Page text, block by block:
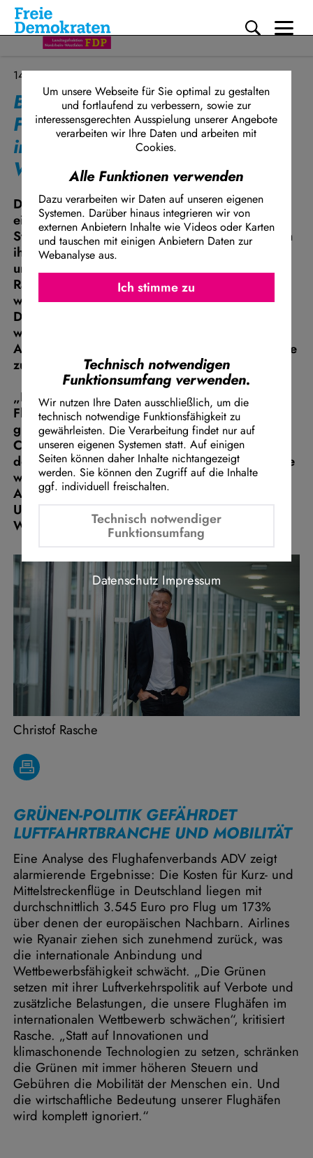
Direkt zum Inhalt
14.12.2024
Bessere Bedingungen für NRW-
Flughäfen: FDP will
internationale
Wettbewerbsfähigkeit sichern
Die FDP-Landtagsfraktion NRW setzt sich mit
einer neuen Initiative für eine nachhaltige
Stärkung des Luftverkehrsstandorts NRW ein. In
ihrem Antrag fordert die Fraktion eine
umfassende Verbesserung der
Rahmenbedingungen für die nordrhein-
westfälischen Flughäfen. Ziel der Freien
Demokraten ist es, den Standort NRW
wettbewerbsfähiger zu machen und die
Attraktivität für Airlines, Wirtschaft und Reisende
zu erhöhen.
„Die hohen Standortkosten an deutschen
Flughäfen im europäischen Vergleich sind ein
gravierender Wettbewerbsnachteil“, erklärt
Christof Rasche, verkehrspolitischer Sprecher
der Fraktion. „Wir müssen jetzt handeln, um die
wirtschaftliche Dynamik und die internationale
Anbindung Nordrhein-Westfalens zu sichern.
Unsere Flughäfen sind unverzichtbar für
Wirtschaft, Tourismus und Klimainnovationen.“
Christof Rasche
GRÜNEN-POLITIK GEFÄHRDET
LUFTFAHRTBRANCHE UND MOBILITÄT
Eine Analyse des Flughafenverbands ADV zeigt
alarmierende Ergebnisse: Die Kosten für Kurz- und
Mittelstreckenflüge in Deutschland liegen mit
durchschnittlich 3.545 Euro pro Flug um 173%
über denen der europäischen Nachbarn. Airlines
wie Ryanair ziehen sich zunehmend zurück, was
die internationale Anbindung und
Wettbewerbsfähigkeit schwächt. „Die Grünen
setzen mit ihrer Luftverkehrspolitik auf Verbote und
zusätzliche Belastungen, die unsere Flughäfen im
internationalen Wettbewerb schwächen“, kritisiert
Rasche. „Statt auf Innovationen und
klimaschonende Technologien zu setzen, schränken
die Grünen mit immer höheren Steuern und
Gebühren die Mobilität der Menschen ein. Und
die wirtschaftliche Bedeutung unserer Flughäfen
wird komplett ignoriert.“
Um unsere Webseite für Sie optimal zu gestalten
und fortlaufend zu verbessern, sowie zur
interessensgerechten Ausspielung unserer Angebote
verarbeiten wir Ihre Daten und arbeiten mit
Cookies.
Technisch notwendigen
Funktionsumfang verwenden.
Wir nutzen Ihre Daten ausschließlich, um die
technisch notwendige Funktionsfähigkeit zu
gewährleisten. Die Verarbeitung findet nur auf
unseren eigenen Systemen statt. Auf einigen
Seiten können daher Inhalte nichtangezeigt
werden. Sie können den Zugriff auf die Inhalte
ggf. individuell freischalten.
Technisch notwendiger
Funktionsumfang
Alle Funktionen verwenden
Dazu verarbeiten wir Daten auf unseren eigenen
Systemen. Darüber hinaus integrieren wir von
externen Anbietern Inhalte wie Videos oder Karten
und tauschen mit einigen Anbietern Daten zur
Webanalyse aus.
Facebook Embed / Facebook Connect
Google Maps Embed
Ich stimme zu
Ich stimme
Datenschutz Impressum